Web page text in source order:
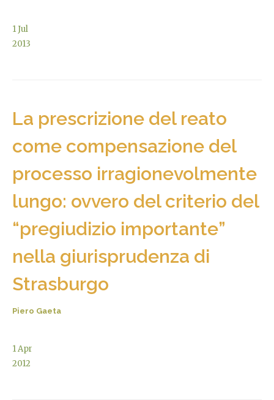
1Jul
2013
La prescrizione del reato
come compensazione del
processo irragionevolmente
lungo: ovvero del criterio del
“pregiudizio importante”
nella giurisprudenza di
Strasburgo
Piero Gaeta
1Apr
2012